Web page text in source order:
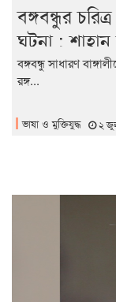
বঙ্গবন্ধুর
ঘটনা :
বঙ্গবন্ধু সাধারণ
রঙ্গ...
ভাষা ও মুক্তিযুদ্ধ ২